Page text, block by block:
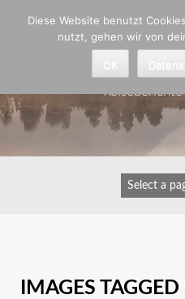
Astrid
IMAGES
Diese Website benutzt
nutzt, gehen wir von